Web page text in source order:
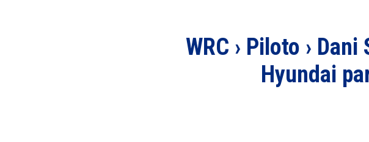
WRC › Piloto ›
Hyundai